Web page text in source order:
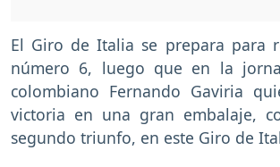
El Giro de Italia se prepara para
número 6, luego que en la
colombiano Fernando Gaviria
victoria en una gran embalaje,
segundo triunfo, en este Giro de